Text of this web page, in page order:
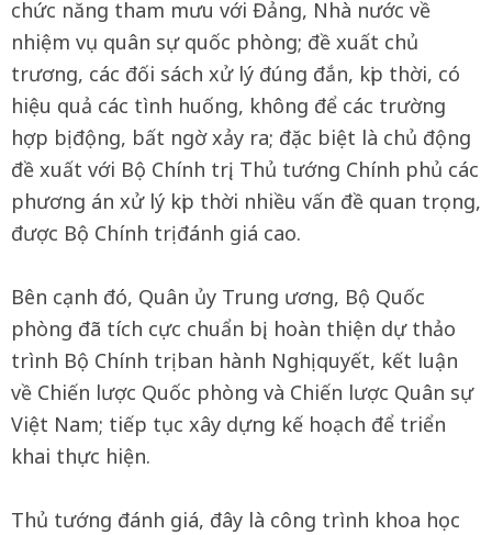
chức năng tham mưu với Đảng, Nhà nước về
nhiệm vụ quân sự quốc phòng; đề xuất chủ
trương, các đối sách xử lý đúng đắn, kịp thời, có
hiệu quả các tình huống, không để các trường
hợp bị động, bất ngờ xảy ra; đặc biệt là chủ động
đề xuất với Bộ Chính trị, Thủ tướng Chính phủ các
phương án xử lý kịp thời nhiều vấn đề quan trọng,
được Bộ Chính trị đánh giá cao.
Bên cạnh đó, Quân ủy Trung ương, Bộ Quốc
phòng đã tích cực chuẩn bị, hoàn thiện dự thảo
trình Bộ Chính trị ban hành Nghị quyết, kết luận
về Chiến lược Quốc phòng và Chiến lược Quân sự
Việt Nam; tiếp tục xây dựng kế hoạch để triển
khai thực hiện.
Thủ tướng đánh giá, đây là công trình khoa học